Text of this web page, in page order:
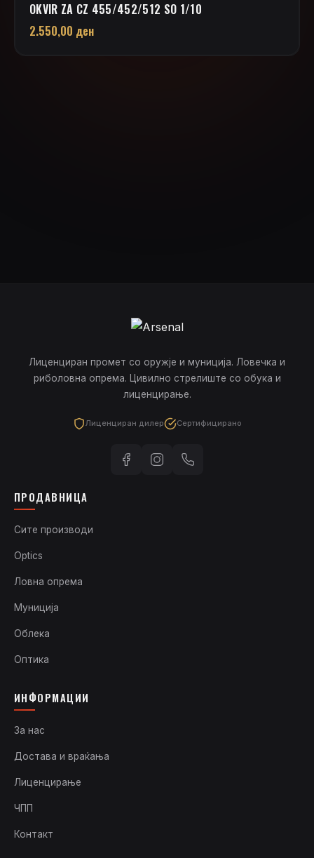
OKVIR ZA CZ 455/452/512 SO 1/10
2.550,00 ден
Лиценциран промет со оружје и муниција. Ловечка и
риболовна опрема. Цивилно стрелиште со обука и
лиценцирање.
Лиценциран дилер Сертифицирано
ПРОДАВНИЦА
Сите производи
Optics
Ловна опрема
Муниција
Облека
Оптика
ИНФОРМАЦИИ
За нас
Достава и враќања
Лиценцирање
ЧПП
Контакт